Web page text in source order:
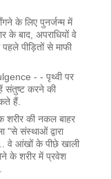
के लिए पुनर्जन्म में
के बाद, अपराधियों वे
पीड़ितों से माफी
- - पृथ्वी पर
संतुष्ट करने की
हैं.
की नकल बाहर
"से संस्थाओं द्वारा
वे आंखों के पीछे खाली
के शरीर में प्रवेश